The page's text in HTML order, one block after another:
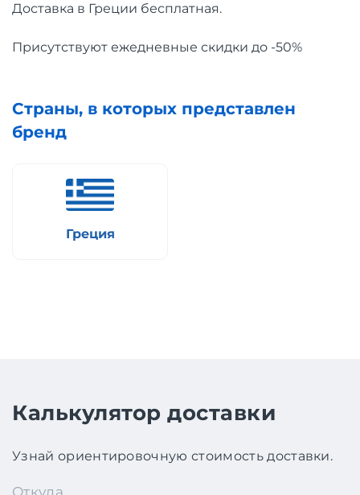
Доставка в Греции бесплатная.
Присутствуют ежедневные скидки до -50%
Страны, в которых представлен
бренд
Греция
Калькулятор доставки
Узнай ориентировочную стоимость доставки.
Откуда